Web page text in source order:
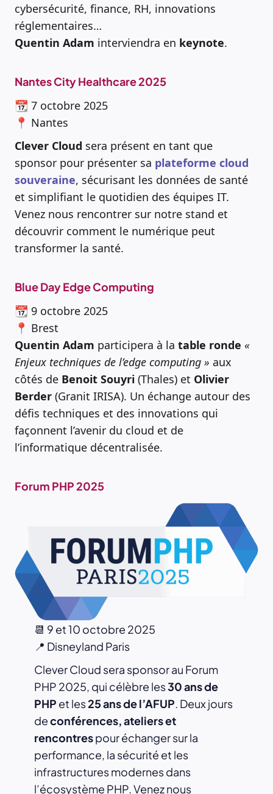
cybersécurité, finance, RH, innovations
réglementaires…
Quentin Adam interviendra en keynote.
Nantes City Healthcare 2025
📆 7 octobre 2025
📍 Nantes
Clever Cloud sera présent en tant que
sponsor pour présenter sa plateforme cloud
souveraine, sécurisant les données de santé
et simplifiant le quotidien des équipes IT.
Venez nous rencontrer sur notre stand et
découvrir comment le numérique peut
transformer la santé.
Blue Day Edge Computing
📆 9 octobre 2025
📍 Brest
Quentin Adam participera à la table ronde «
Enjeux techniques de l’edge computing » aux
côtés de Benoit Souyri (Thales) et Olivier
Berder (Granit IRISA). Un échange autour des
défis techniques et des innovations qui
façonnent l’avenir du cloud et de
l’informatique décentralisée.
Forum PHP 2025
📆 9 et 10 octobre 2025
📍 Disneyland Paris
Clever Cloud sera sponsor au Forum
PHP 2025, qui célèbre les30 ans de
PHP et les25 ans de l’AFUP. Deux jours
deconférences, ateliers et
rencontrespour échanger sur la
performance, la sécurité et les
infrastructures modernes dans
l’écosystème PHP. Venez nous